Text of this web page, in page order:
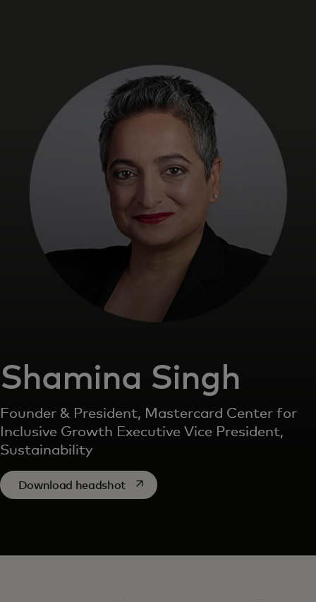
Para empresas
Para o mundo
Para inovadores
Notícias e tendências
Shamina Singh
Founder & President, Mastercard Center for
Inclusive Growth Executive Vice President,
Sustainability
Download headshotabre em uma nova guia